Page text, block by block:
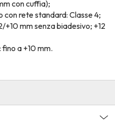
con cuffia);
con rete standard: Classe 4;
mm senza biadesivo; +12
a +10 mm.